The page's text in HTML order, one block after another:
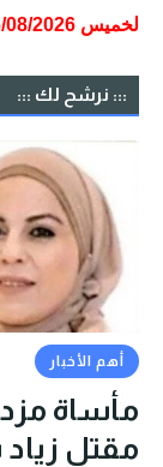
::: نرشح لك :::
أهم الأخبار
مأساة
مقتل